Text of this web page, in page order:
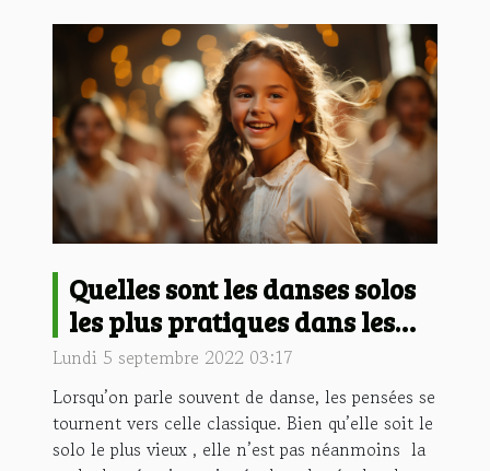
Quelles sont les danses solos
les plus pratiques dans les
écoles ?
Lundi 5 septembre 2022 03:17
Lorsqu’on parle souvent de danse, les pensées se
tournent vers celle classique. Bien qu’elle soit le
solo le plus vieux , elle n’est pas néanmoins la